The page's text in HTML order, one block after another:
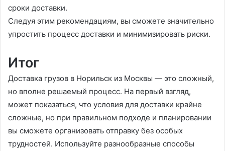
сроки доставки.
Следуя этим рекомендациям, вы сможете значительно
упростить процесс доставки и минимизировать риски.
Итог
Доставка грузов в Норильск из Москвы — это сложный,
но вполне решаемый процесс. На первый взгляд,
может показаться, что условия для доставки крайне
сложные, но при правильном подходе и планировании
вы сможете организовать отправку без особых
трудностей. Используйте разнообразные способы